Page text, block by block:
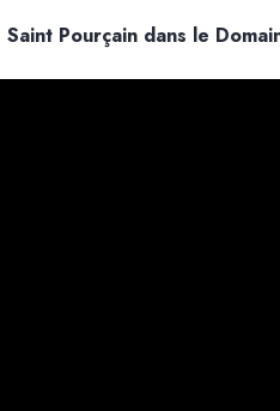
Pourçain dans le